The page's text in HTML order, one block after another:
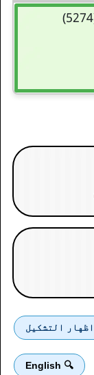
اظهار التشكيل
🔍 English